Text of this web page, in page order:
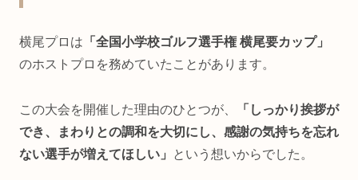
横尾プロは 「全国小学校ゴルフ選手権 横尾要カップ」
のホストプロを務めていたことがあります。
この大会を開催した理由のひとつが、
「しっかり挨拶が
でき、まわりとの調和を大切にし、感謝の気持ちを忘れ
ない選手が増えてほしい」
という想いからでした。